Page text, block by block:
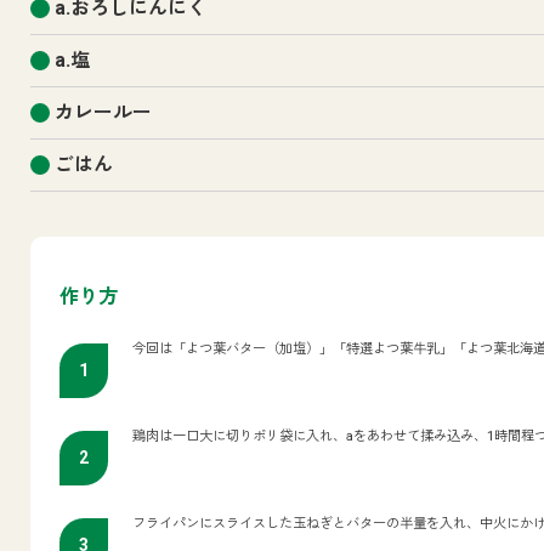
a.おろしにんにく
a.塩
カレールー
ごはん
作り方
今回は「よつ葉バター（加塩）」「特選よつ葉牛乳」「よつ葉北海
鶏肉は一口大に切りポリ袋に入れ、aをあわせて揉み込み、1時間程
フライパンにスライスした玉ねぎとバターの半量を入れ、中火に